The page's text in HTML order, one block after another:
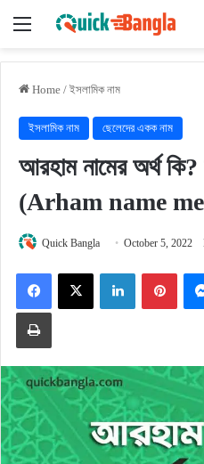
Menu
Home / ইসলামিক নাম
ইসলামিক নাম ছেলেদের একক নাম
আরহাম নামের অর্থ
(Arham name
Quick Bangla October 5, 2022
FacebookX LinkedIn
Print